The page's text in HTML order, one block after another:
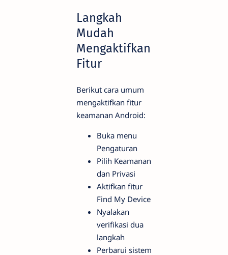
Langkah
Mudah
Mengaktifkan
Fitur
Berikut cara umum
mengaktifkan fitur
keamanan Android:
Buka menu
Pengaturan
Pilih Keamanan
dan Privasi
Aktifkan fitur
Find My Device
Nyalakan
verifikasi dua
langkah
Perbarui sistem